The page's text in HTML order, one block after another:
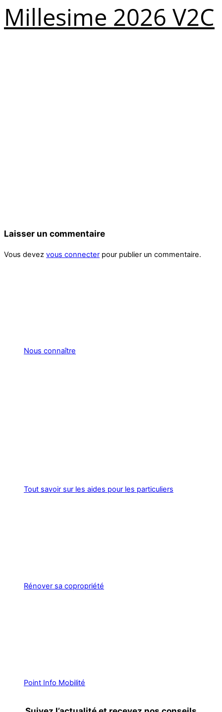
Millesime 2026 V2C
Laisser un commentaire
Vous devez vous connecter pour publier un commentaire.
Nous connaître
Tout savoir sur les aides pour les particuliers
Rénover sa copropriété
Point Info Mobilité